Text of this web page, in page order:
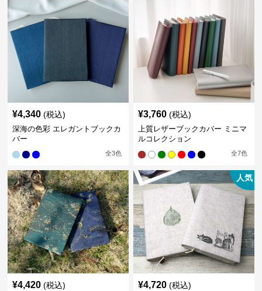
¥4,340 (税込)
深海の色彩 エレガントブックカ
バー
全3色
¥3,760 (税込)
上質レザーブックカバー ミニマ
ルコレクション
全7色
¥4,420 (税込)
人気
¥4,720 (税込)